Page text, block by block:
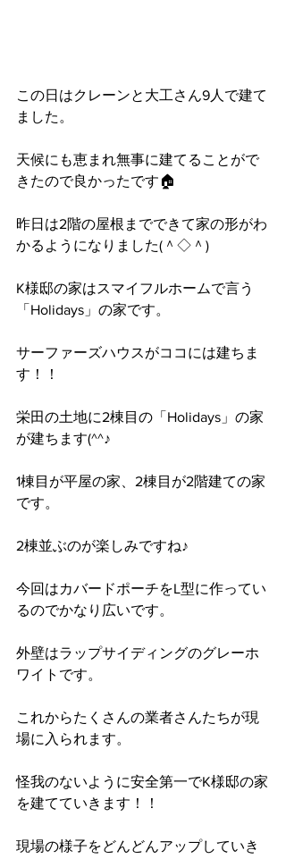
この日はクレーンと大工さん9人で建て
ました。
天候にも恵まれ無事に建てることがで
きたので良かったです🏠
昨日は2階の屋根までできて家の形がわ
かるようになりました(＾◇＾)
K様邸の家はスマイフルホームで言う
「Holidays」の家です。
サーファーズハウスがココには建ちま
す！！
栄田の土地に2棟目の「Holidays」の家
が建ちます(^^♪
1棟目が平屋の家、2棟目が2階建ての家
です。
2棟並ぶのが楽しみですね♪
今回はカバードポーチをL型に作ってい
るのでかなり広いです。
外壁はラップサイディングのグレーホ
ワイトです。
これからたくさんの業者さんたちが現
場に入られます。
怪我のないように安全第一でK様邸の家
を建てていきます！！
現場の様子をどんどんアップしていき